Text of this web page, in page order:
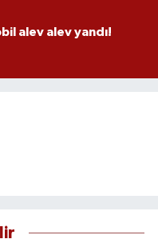
alev alev yandı!